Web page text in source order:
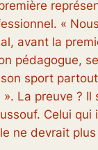
«
avant la
pédagogue,
sport
». La preuve ?
Celui
ne devrait